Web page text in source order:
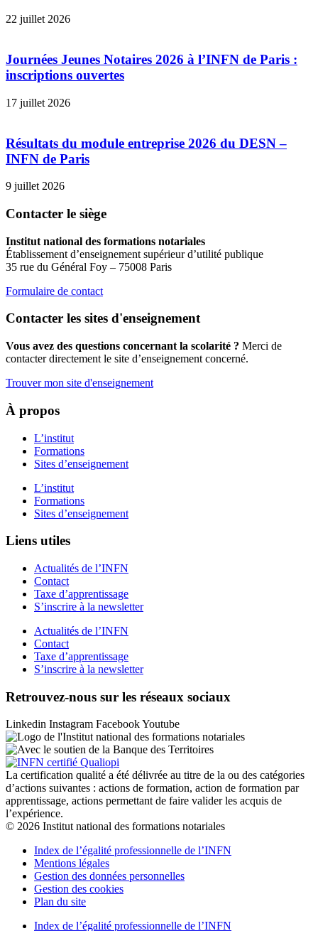
22 juillet 2026
Journées Jeunes Notaires 2026 à l’INFN de Paris :
inscriptions ouvertes
17 juillet 2026
Résultats du module entreprise 2026 du DESN –
INFN de Paris
9 juillet 2026
Contacter le siège
Institut national des formations notariales
Établissement d’enseignement supérieur d’utilité publique
35 rue du Général Foy – 75008 Paris
Formulaire de contact
Contacter les sites d'enseignement
Vous avez des questions concernant la scolarité ? Merci de
contacter directement le site d’enseignement concerné.
Trouver mon site d'enseignement
À propos
L’institut
Formations
Sites d’enseignement
L’institut
Formations
Sites d’enseignement
Liens utiles
Actualités de l’INFN
Contact
Taxe d’apprentissage
S’inscrire à la newsletter
Actualités de l’INFN
Contact
Taxe d’apprentissage
S’inscrire à la newsletter
Retrouvez-nous sur les réseaux sociaux
Linkedin Instagram FacebookYoutube
La certification qualité a été délivrée au titre de la ou des catégories
d’actions suivantes : actions de formation, action de formation par
apprentissage, actions permettant de faire valider les acquis de
l’expérience.
© 2026 Institut national des formations notariales
Index de l’égalité professionnelle de l’INFN
Mentions légales
Gestion des données personnelles
Gestion des cookies
Plan du site
Index de l’égalité professionnelle de l’INFN